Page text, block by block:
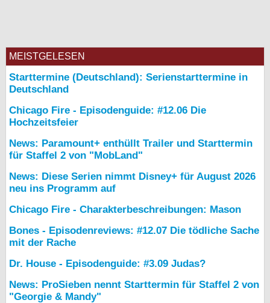
MEISTGELESEN
Starttermine (Deutschland): Serienstarttermine in
Deutschland
Chicago Fire - Episodenguide: #12.06 Die
Hochzeitsfeier
News: Paramount+ enthüllt Trailer und Starttermin
für Staffel 2 von "MobLand"
News: Diese Serien nimmt Disney+ für August 2026
neu ins Programm auf
Chicago Fire - Charakterbeschreibungen: Mason
Bones - Episodenreviews: #12.07 Die tödliche Sache
mit der Rache
Dr. House - Episodenguide: #3.09 Judas?
News: ProSieben nennt Starttermin für Staffel 2 von
"Georgie & Mandy"